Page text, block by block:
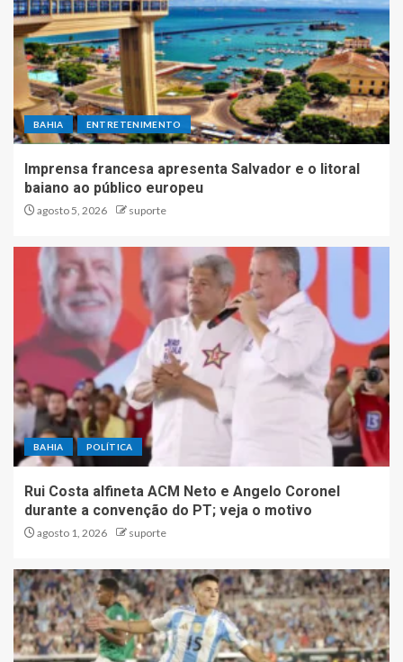
BAHIA ENTRETENIMENTO
Imprensa francesa apresenta Salvador e o litoral
baiano ao público europeu
agosto 5, 2026 suporte
BAHIA POLÍTICA
Rui Costa alfineta ACM Neto e Angelo Coronel
durante a convenção do PT; veja o motivo
agosto 1, 2026 suporte